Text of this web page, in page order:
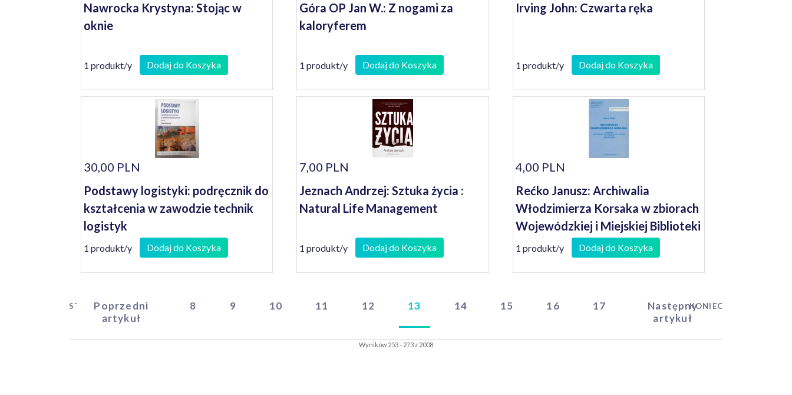
Nawrocka Krystyna: Stojąc w
oknie
1 produkt/y Dodaj do Koszyka
Góra OP Jan W.: Z nogami za
kaloryferem
1 produkt/y Dodaj do Koszyka
Irving John: Czwarta ręka
1 produkt/y Dodaj do Koszyka
30,00 PLN
Podstawy logistyki: podręcznik do
kształcenia w zawodzie technik
logistyk
1 produkt/y Dodaj do Koszyka
7,00 PLN
Jeznach Andrzej: Sztuka życia :
Natural Life Management
1 produkt/y Dodaj do Koszyka
4,00 PLN
Rećko Janusz: Archiwalia
Włodzimierza Korsaka w zbiorach
Wojewódzkiej i Miejskiej Biblioteki
Publicznej im. C. Norwida w
Zielonej Górze
1 produkt/y Dodaj do Koszyka
STARTPoprzedni
artykuł
8 9 10 11 12 13 14 15 16 17
Następny
artykuł
KONIEC
Wyników 253 - 273 z 2008